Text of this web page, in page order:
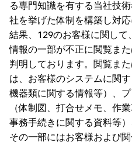
る専門知識を有する当社技
社を挙げた体制を構築し対
結果、129のお客様に関して
情報の一部が不正に閲覧ま
判明しております。閲覧ま
は、お客様のシステムに関
機器類に関する情報等）、
（体制図、打合せメモ、作
事務手続きに関する資料等
その一部にはお客様および